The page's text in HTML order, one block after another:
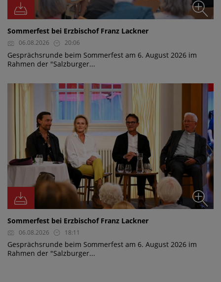
Sommerfest bei Erzbischof Franz Lackner
06.08.2026 20:06
Gesprächsrunde beim Sommerfest am 6. August 2026 im
Rahmen der "Salzburger...
Sommerfest bei Erzbischof Franz Lackner
06.08.2026 18:11
Gesprächsrunde beim Sommerfest am 6. August 2026 im
Rahmen der "Salzburger...